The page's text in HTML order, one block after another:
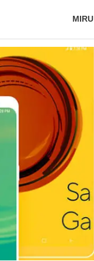
MIRU